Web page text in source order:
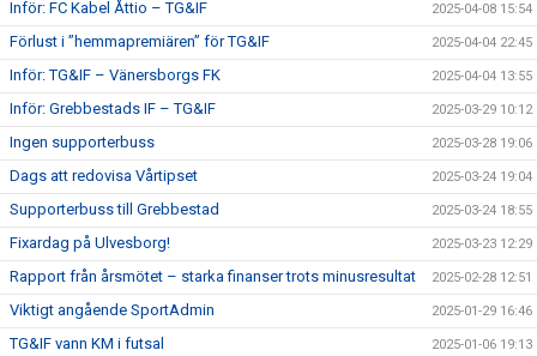
Inför: FC Kabel Åttio – TG&IF 2025-04-08 15:54
Förlust i ”hemmapremiären” för TG&IF 2025-04-04 22:45
Inför: TG&IF – Vänersborgs FK 2025-04-04 13:55
Inför: Grebbestads IF – TG&IF 2025-03-29 10:12
Ingen supporterbuss 2025-03-28 19:06
Dags att redovisa Vårtipset 2025-03-24 19:04
Supporterbuss till Grebbestad 2025-03-24 18:55
Fixardag på Ulvesborg! 2025-03-23 12:29
Rapport från årsmötet – starka finanser trots minusresultat 2025-02-28 12:51
Viktigt angående SportAdmin 2025-01-29 16:46
TG&IF vann KM i futsal 2025-01-06 19:13